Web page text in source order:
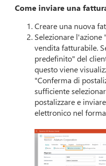
Come inviare una
Creare una nuova
Selezionare
vendita fatturabile.
predefinito" del
questo viene
"Conferma di
sufficiente
postalizzare e
elettronico nel